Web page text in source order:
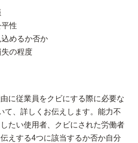
性
めるか否か
の程度
に従業員をクビにする際に必要な
て、詳しくお伝えします。能力不
たい使用者、クビにされた労働者
えする4つに該当するか否か自分